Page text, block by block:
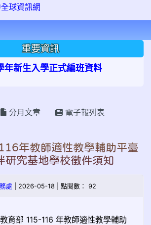
重要資訊
年新生入學正式編班資料
分月文章 電子報列表
年教師適性教學輔助平臺
研究基地學校徵件須知
處 | 2026-05-18 | 點閱數： 92
育部 115-116 年教師適性教學輔助